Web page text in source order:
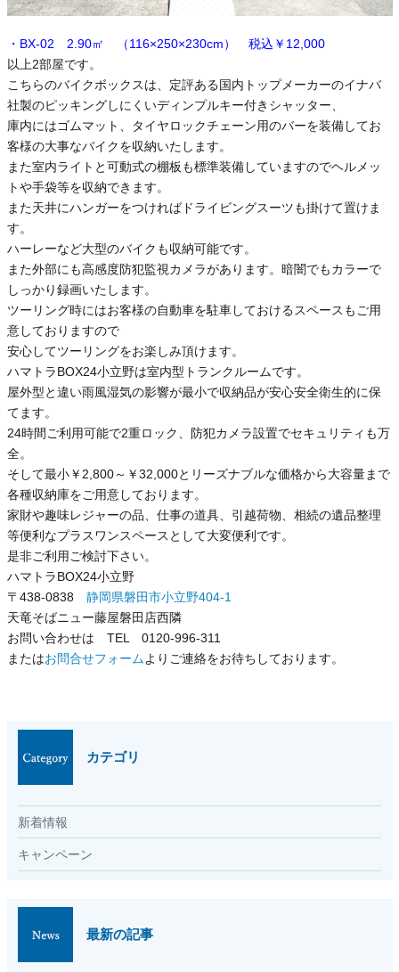
・BX-02 2.90㎡ （116×250×230cm） 税込￥12,000
以上2部屋です。
こちらのバイクボックスは、定評ある国内トップメーカーのイナバ
社製のピッキングしにくいディンプルキー付きシャッター、
庫内にはゴムマット、タイヤロックチェーン用のバーを装備してお
客様の大事なバイクを収納いたします。
また室内ライトと可動式の棚板も標準装備していますのでヘルメッ
トや手袋等を収納できます。
また天井にハンガーをつければドライビングスーツも掛けて置けま
す。
ハーレーなど大型のバイクも収納可能です。
また外部にも高感度防犯監視カメラがあります。暗闇でもカラーで
しっかり録画いたします。
ツーリング時にはお客様の自動車を駐車しておけるスペースもご用
意しておりますので
安心してツーリングをお楽しみ頂けます。
ハマトラBOX24小立野は室内型トランクルームです。
屋外型と違い雨風湿気の影響が最小で収納品が安心安全衛生的に保
てます。
24時間ご利用可能で2重ロック、防犯カメラ設置でセキュリティも万
全。
そして最小￥2,800～￥32,000とリーズナブルな価格から大容量まで
各種収納庫をご用意しております。
家財や趣味レジャーの品、仕事の道具、引越荷物、相続の遺品整理
等便利なプラスワンスペースとして大変便利です。
是非ご利用ご検討下さい。
ハマトラBOX24小立野
〒438-0838 静岡県磐田市小立野404-1
天竜そばニュー藤屋磐田店西隣
お問い合わせは TEL 0120-996-311
またはお問合せフォームよりご連絡をお待ちしております。
カテゴリ
新着情報
キャンペーン
最新の記事